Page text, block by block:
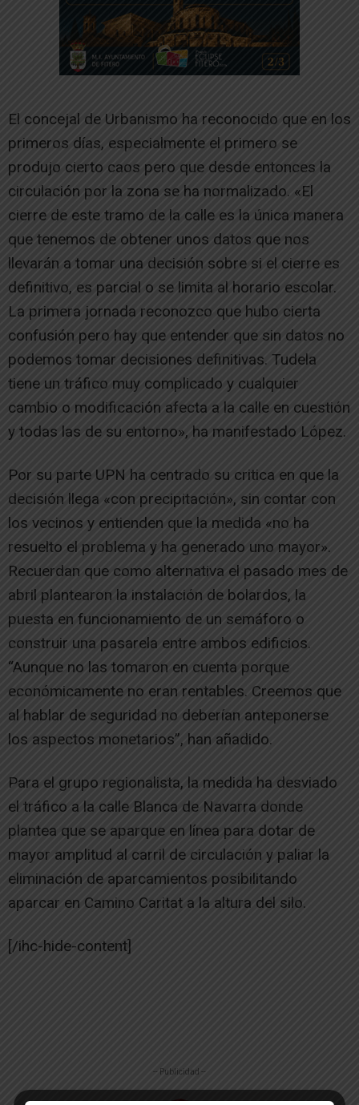
El concejal de Urbanismo ha reconocido que en los
primeros días, especialmente el primero se
produjo cierto caos pero que desde entonces la
circulación por la zona se ha normalizado. «El
cierre de este tramo de la calle es la única manera
que tenemos de obtener unos datos que nos
llevarán a tomar una decisión sobre si el cierre es
definitivo, es parcial o se limita al horario escolar.
La primera jornada reconozco que hubo cierta
confusión pero hay que entender que sin datos no
podemos tomar decisiones definitivas. Tudela
tiene un tráfico muy complicado y cualquier
cambio o modificación afecta a la calle en cuestión
y todas las de su entorno», ha manifestado López.
Por su parte UPN ha centrado su critica en que la
decisión llega «con precipitación», sin contar con
los vecinos y entienden que la medida «no ha
resuelto el problema y ha generado uno mayor».
Recuerdan que como alternativa el pasado mes de
abril plantearon la instalación de bolardos, la
puesta en funcionamiento de un semáforo o
construir una pasarela entre ambos edificios.
“Aunque no las tomaron en cuenta porque
económicamente no eran rentables. Creemos que
al hablar de seguridad no deberían anteponerse
los aspectos monetarios”, han añadido.
Para el grupo regionalista, la medida ha desviado
el tráfico a la calle Blanca de Navarra donde
plantea que se aparque en línea para dotar de
mayor amplitud al carril de circulación y paliar la
eliminación de aparcamientos posibilitando
aparcar en Camino Caritat a la altura del silo.
[/ihc-hide-content]
-- Publicidad --